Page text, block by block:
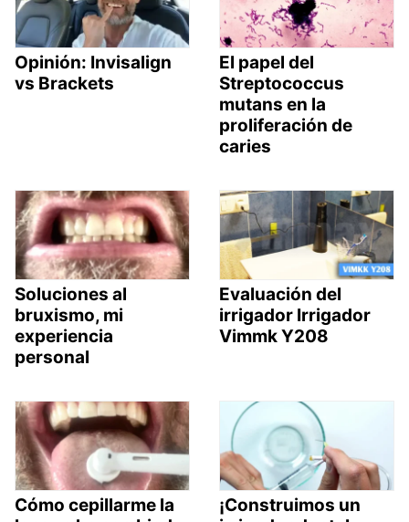
Opinión: Invisalign
vs Brackets
El papel del
Streptococcus
mutans en la
proliferación de
caries
Soluciones al
bruxismo, mi
experiencia
personal
Evaluación del
irrigador Irrigador
Vimmk Y208
Cómo cepillarme la
¡Construimos un